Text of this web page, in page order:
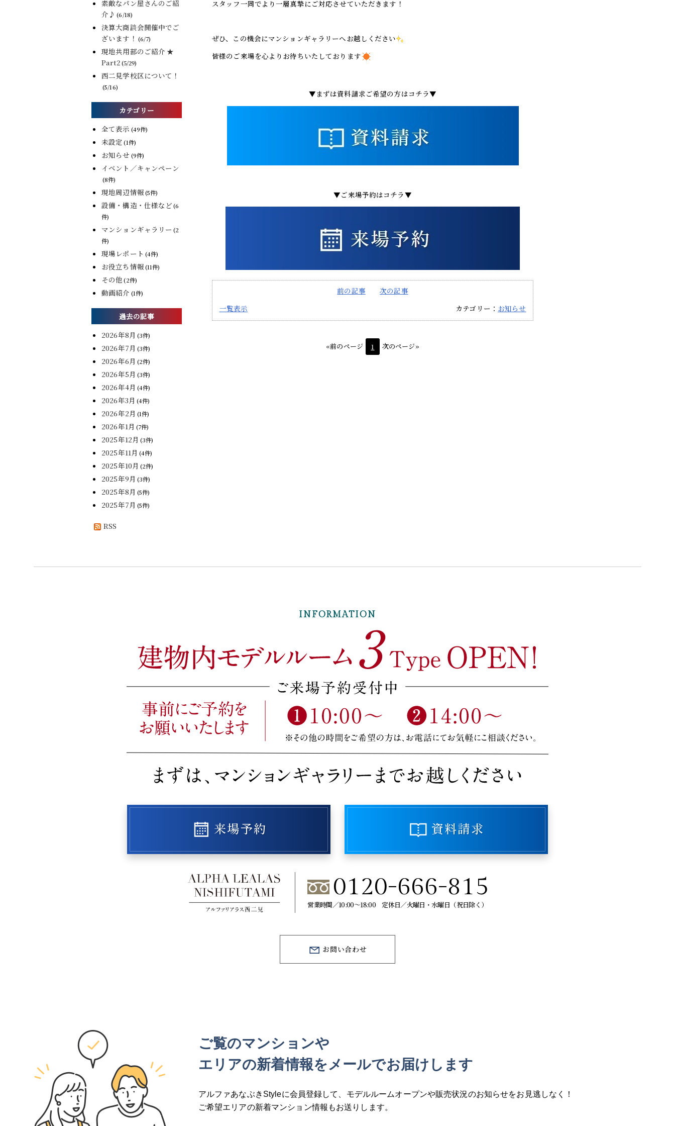
スタッフ一同でより一層真摯にご対応させていただきます！
ぜひ、この機会にマンションギャラリーへお越しください
皆様のご来場を心よりお待ちいたしております
▼まずは資料請求ご希望の方はコチラ▼
▼ご来場予約はコチラ▼
前の記事
次の記事
一覧表示
カテゴリー： お知らせ
«前のページ 1 次のページ»
素敵なパン屋さんのご紹
介♪ (6/18)
決算大商談会開催中でご
ざいます！ (6/7)
現地共用部のご紹介 ★
Part2(5/29)
西二見学校区について！
(5/16)
カテゴリー
全て表示 (49件)
未設定 (1件)
お知らせ (9件)
イベント／キャンペーン
(8件)
現地周辺情報(5件)
設備・構造・仕様など (6
件)
マンションギャラリー (2
件)
現場レポート (4件)
お役立ち情報(11件)
その他 (2件)
動画紹介 (1件)
過去の記事
2026年8月 (3件)
2026年7月 (3件)
2026年6月 (2件)
2026年5月 (3件)
2026年4月 (4件)
2026年3月 (4件)
2026年2月 (1件)
2026年1月 (7件)
2025年12月 (3件)
2025年11月 (4件)
2025年10月 (2件)
2025年9月 (3件)
2025年8月 (5件)
2025年7月 (5件)
RSS
INFORMATION
来場予約 資料請求
0120-666-815
営業時間／10:00～18:00 定休日／火曜日・水曜日（祝日除く）
お問い合わせ
ご覧のマンションや
エリアの新着情報をメールでお届けします
アルファあなぶきStyleに会員登録して、 モデルルームオープンや販売状況のお知らせをお見逃しなく！
ご希望エリアの新着マンション情報もお送りします。